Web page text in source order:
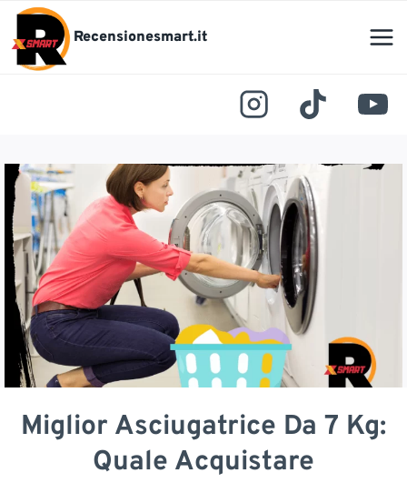
Salta
contenuto
Recensionesmart.it
Miglior Asciugatrice Da 7 Kg:
Quale Acquistare